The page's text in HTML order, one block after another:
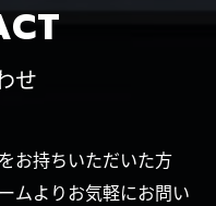
せ
お持ちいただいた方
ムよりお気軽にお問い